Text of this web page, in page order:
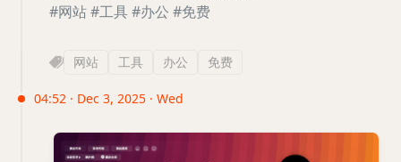
#网站#工具#办公 #免费
网站 工具 办公 免费
04:52 · Dec 3, 2025 · Wed